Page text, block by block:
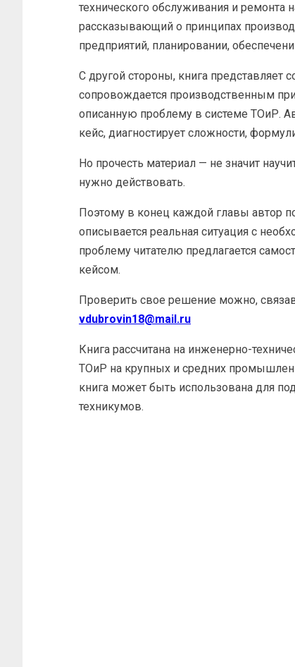
технического обслуживания и ремонта
рассказывающий о принципах
предприятий, планировании,
С другой стороны, книга представляет
сопровождается производственным
описанную проблему в системе ТОиР.
кейс, диагностирует сложности,
Но прочесть материал — не значит
нужно действовать.
Поэтому в конец каждой главы автор
описывается реальная ситуация с
проблему читателю предлагается
кейсом.
Проверить свое решение можно,
vdubrovin18@mail.ru
Книга рассчитана на инженерно-
ТОиР на крупных и средних
книга может быть использована для
техникумов.